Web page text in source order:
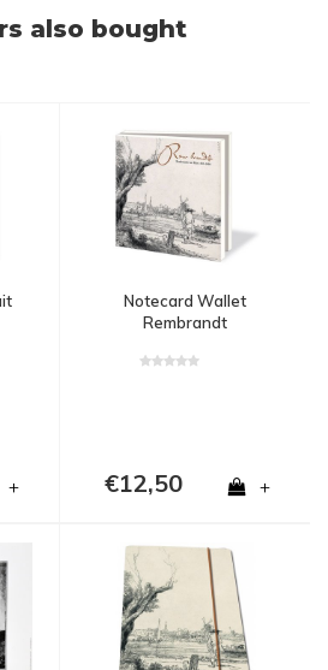
also bought
+
Notecard Wallet
Rembrandt
€12,50 +